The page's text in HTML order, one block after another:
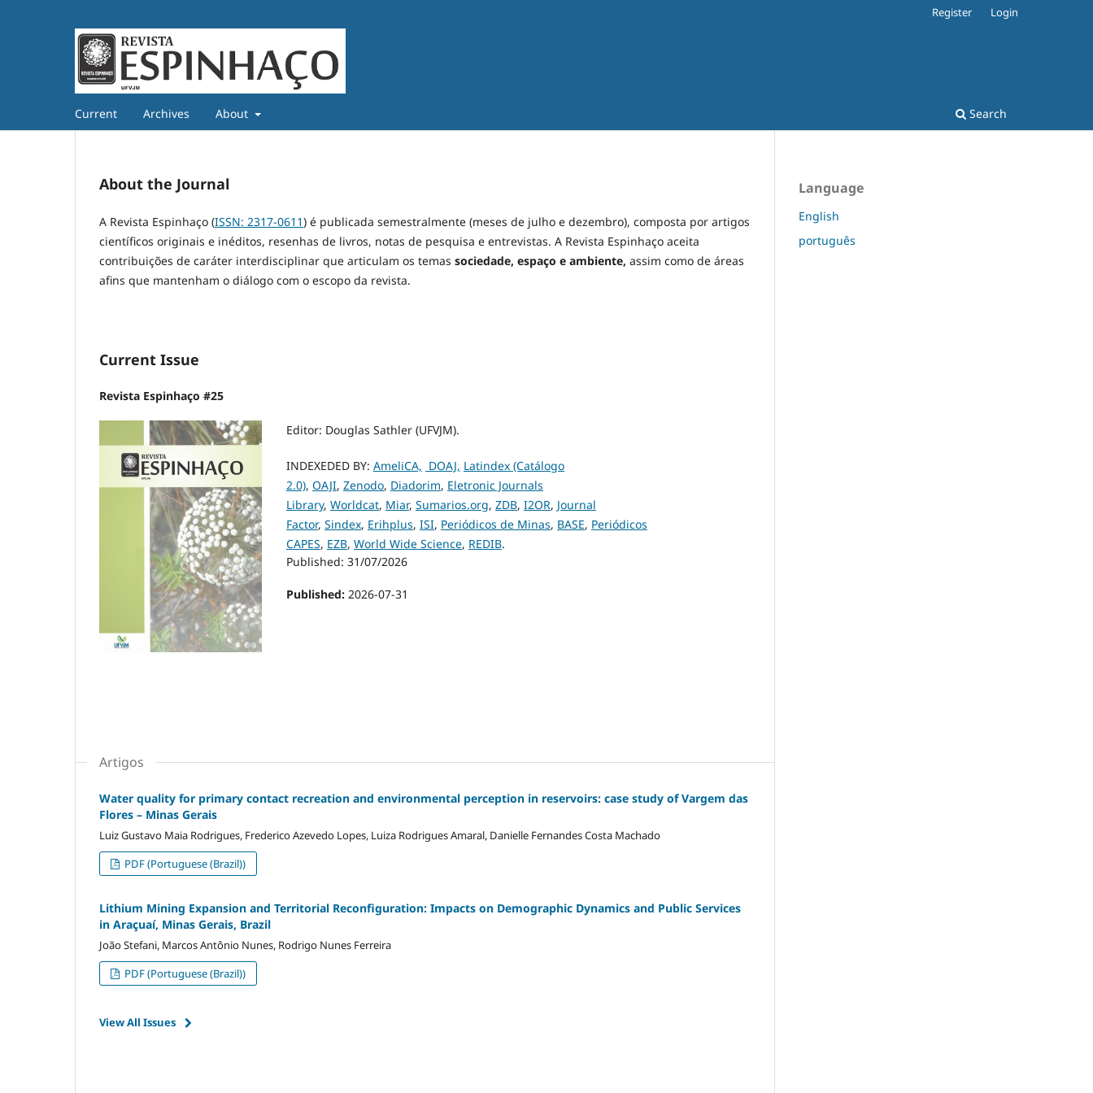
Current Archives About Search
Register Login
About the Journal
A Revista Espinhaço (ISSN: 2317-0611) é publicada semestralmente (meses de julho e dezembro), composta por artigos
científicos originais e inéditos, resenhas de livros, notas de pesquisa e entrevistas. A Revista Espinhaço aceita
contribuições de caráter interdisciplinar que articulam os temas sociedade, espaço e ambiente, assim como de áreas
afins que mantenham o diálogo com o escopo da revista.
Current Issue
Revista Espinhaço #25
Editor: Douglas Sathler (UFVJM).
INDEXEDED BY: AmeliCA, DOAJ, Latindex (Catálogo
2.0), OAJI, Zenodo, Diadorim, Eletronic Journals
Library, Worldcat, Miar, Sumarios.org, ZDB, I2OR, Journal
Factor, Sindex, Erihplus, ISI, Periódicos de Minas, BASE, Periódicos
CAPES, EZB, World Wide Science, REDIB.
Published: 31/07/2026
Published: 2026-07-31
Artigos
Water quality for primary contact recreation and environmental perception in reservoirs: case study of Vargem das
Flores – Minas Gerais
Luiz Gustavo Maia Rodrigues, Frederico Azevedo Lopes, Luiza Rodrigues Amaral, Danielle Fernandes Costa Machado
PDF (Portuguese (Brazil))
Lithium Mining Expansion and Territorial Reconfiguration: Impacts on Demographic Dynamics and Public Services
in Araçuaí, Minas Gerais, Brazil
João Stefani, Marcos Antônio Nunes, Rodrigo Nunes Ferreira
PDF (Portuguese (Brazil))
View All Issues
Language
English
português